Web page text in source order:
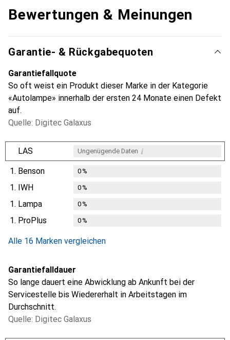
Bewertungen & Meinungen
Garantie- & Rückgabequoten
Garantiefallquote
So oft weist ein Produkt dieser Marke in der Kategorie
«Autolampe» innerhalb der ersten 24 Monate einen Defekt
auf.
Quelle: Digitec Galaxus
LAS Ungenügende Daten i
1. Benson 0%
1. IWH 0%
1. Lampa 0%
1. ProPlus 0%
Alle 16 Marken vergleichen
Garantiefalldauer
So lange dauert eine Abwicklung ab Ankunft bei der
Servicestelle bis Wiedererhalt in Arbeitstagen im
Durchschnitt.
Quelle: Digitec Galaxus